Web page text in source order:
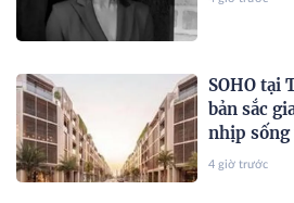
SOHO tại
bản sắc
nhịp sống
4 giờ trước